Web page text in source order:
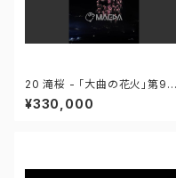
20 滝桜 - 「大曲の花火」第96
回全国花火競技大会 - 172558
419995110
¥330,000